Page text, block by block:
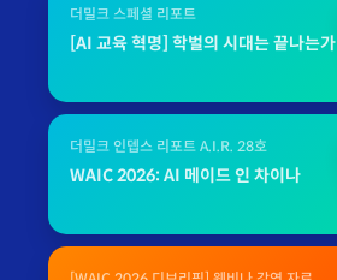
더밀크 스페셜 리포트
[AI 교육 혁명] 학벌의 시대는 끝나는가
더밀크 인뎁스 리포트 A.I.R. 28호
WAIC 2026: AI 메이드 인 차이나